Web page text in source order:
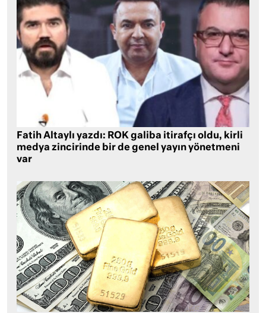
Fatih Altaylı yazdı: ROK galiba itirafçı oldu, kirli
medya zincirinde bir de genel yayın yönetmeni
var